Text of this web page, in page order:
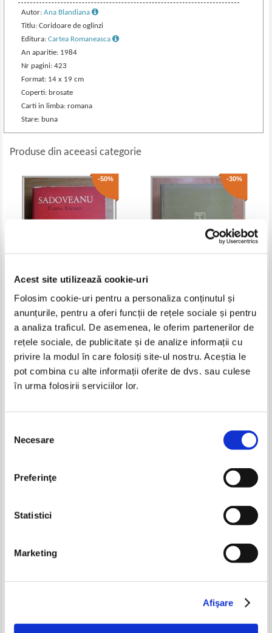
Acest site utilizează cookie-uri
Folosim cookie-uri pentru a personaliza conținutul și
anunțurile, pentru a oferi funcții de rețele sociale și pentru
a analiza traficul. De asemenea, le oferim partenerilor de
rețele sociale, de publicitate și de analize informații cu
privire la modul în care folosiți site-ul nostru. Aceștia le
pot combina cu alte informații oferite de dvs. sau culese
în urma folosirii serviciilor lor.
consimțământului
Necesare
Preferinţe
Statistici
Marketing
Afişare
Autor:Ana Blandiana
Titlu: Coridoare de oglinzi
Editura:Cartea Romaneasca
An aparitie: 1984
Nr pagini: 423
Format: 14 x 19 cm
Coperti: brosate
Carti in limba: romana
Stare: buna
Produse din aceeasi categorie
-50%
Mihail Sadoveanu - Cozma
Racoare
Pret: 10,00Lei 5,00 Lei
Adaugă în coș
-30%
Tudor Arghezi - Poeme (editie
bilingva)
Pret:10,00Lei 7,00 Lei
Adaugă în coș
-60%
Adrian Nicolae Romonti - Ghid
Adaugă în coș
Gheorghe N. Nestianu - La
rascruce. Un an din viata unui